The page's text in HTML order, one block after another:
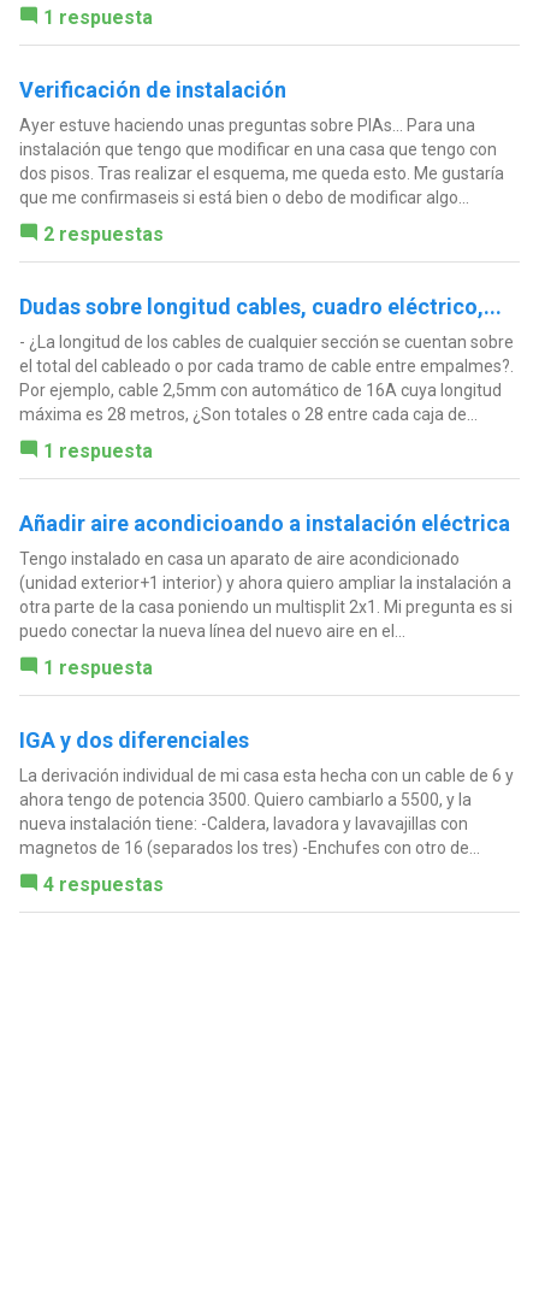
1 respuesta
Verificación de instalación
Ayer estuve haciendo unas preguntas sobre PIAs... Para una
instalación que tengo que modificar en una casa que tengo con
dos pisos. Tras realizar el esquema, me queda esto. Me gustaría
que me confirmaseis si está bien o debo de modificar algo...
2 respuestas
Dudas sobre longitud cables, cuadro eléctrico,...
- ¿La longitud de los cables de cualquier sección se cuentan sobre
el total del cableado o por cada tramo de cable entre empalmes?.
Por ejemplo, cable 2,5mm con automático de 16A cuya longitud
máxima es 28 metros, ¿Son totales o 28 entre cada caja de...
1 respuesta
Añadir aire acondicioando a instalación eléctrica
Tengo instalado en casa un aparato de aire acondicionado
(unidad exterior+1 interior) y ahora quiero ampliar la instalación a
otra parte de la casa poniendo un multisplit 2x1. Mi pregunta es si
puedo conectar la nueva línea del nuevo aire en el...
1 respuesta
IGA y dos diferenciales
La derivación individual de mi casa esta hecha con un cable de 6 y
ahora tengo de potencia 3500. Quiero cambiarlo a 5500, y la
nueva instalación tiene: -Caldera, lavadora y lavavajillas con
magnetos de 16 (separados los tres) -Enchufes con otro de...
4 respuestas